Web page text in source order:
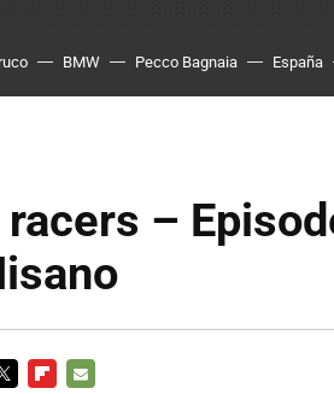
BMW Pecco Bagnaia España
racers –